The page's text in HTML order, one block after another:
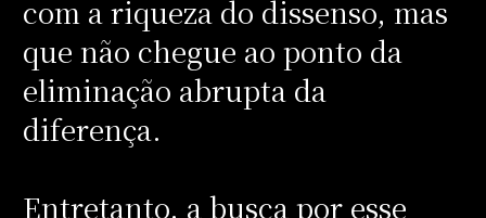
com a riqueza do dissenso, mas
que não chegue ao ponto da
eliminação abrupta da
diferença.
Entretanto, a busca por esse